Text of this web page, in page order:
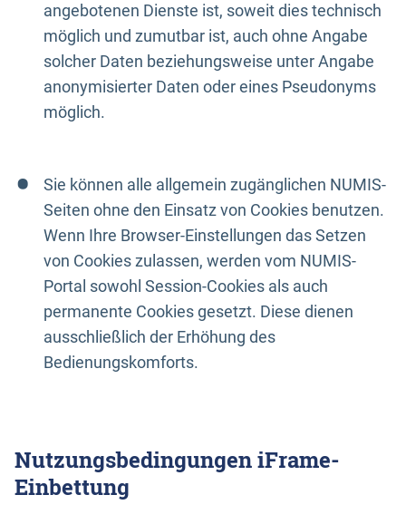
angebotenen Dienste ist, soweit dies technisch
möglich und zumutbar ist, auch ohne Angabe
solcher Daten beziehungsweise unter Angabe
anonymisierter Daten oder eines Pseudonyms
möglich.
Sie können alle allgemein zugänglichen NUMIS-
Seiten ohne den Einsatz von Cookies benutzen.
Wenn Ihre Browser-Einstellungen das Setzen
von Cookies zulassen, werden vom NUMIS-
Portal sowohl Session-Cookies als auch
permanente Cookies gesetzt. Diese dienen
ausschließlich der Erhöhung des
Bedienungskomforts.
Nutzungsbedingungen iFrame-
Einbettung